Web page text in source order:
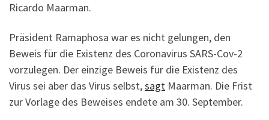
Ricardo Maarman.
Präsident Ramaphosa war es nicht gelungen, den
Beweis für die Existenz des Coronavirus SARS-Cov-2
vorzulegen. Der einzige Beweis für die Existenz des
Virus sei aber das Virus selbst,sagt Maarman. Die Frist
zur Vorlage des Beweises endete am 30. September.